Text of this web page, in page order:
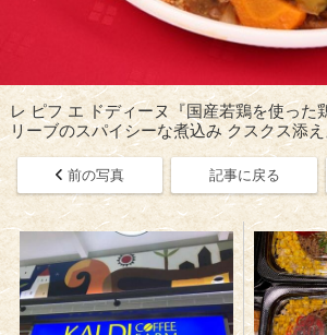
レ ピフ エ ドディーヌ『国産若鶏を使った
リーブのスパイシーな煮込み クスクス添
前の写真 記事に戻る